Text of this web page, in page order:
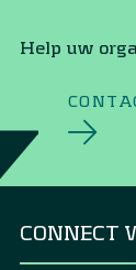
Help uw
CONNECT